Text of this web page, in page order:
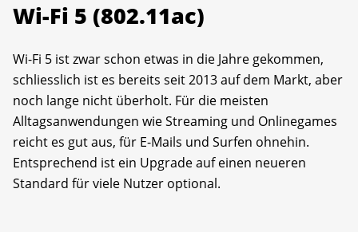
Wi-Fi 5 (802.11ac)
Wi-Fi 5 ist zwar schon etwas in die Jahre gekommen,
schliesslich ist es bereits seit 2013 auf dem Markt, aber
noch lange nicht überholt. Für die meisten
Alltagsanwendungen wie Streaming und Onlinegames
reicht es gut aus, für E-Mails und Surfen ohnehin.
Entsprechend ist ein Upgrade auf einen neueren
Standard für viele Nutzer optional.